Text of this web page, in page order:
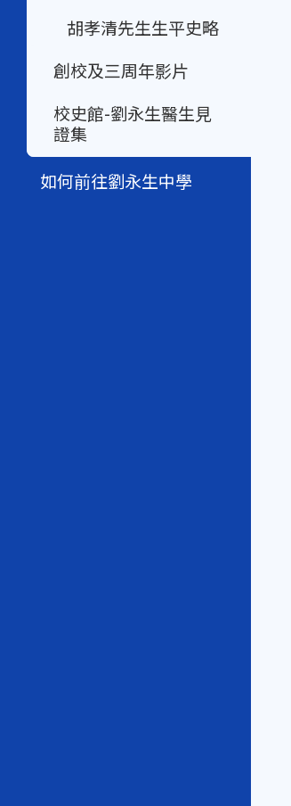
胡孝清先生生平史略
創校及三周年影片
校史館-劉永生醫生見
證集
如何前往劉永生中學